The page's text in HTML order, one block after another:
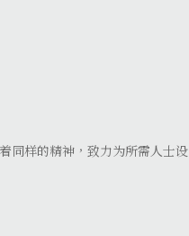
同样的精神，致力为所需人士设